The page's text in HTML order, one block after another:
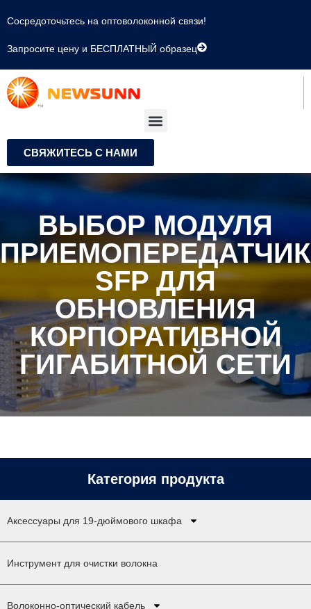
Сосредоточьтесь на оптоволоконной связи!
Запросите цену и БЕСПЛАТНЫЙ образец
СВЯЖИТЕСЬ С НАМИ
ВЫБОР МОДУЛЯ
SFP ДЛЯ
ОБНОВЛЕНИЯ
КОРПОРАТИВНОЙ
ГИГАБИТНОЙ СЕТИ
Категория продукта
Аксессуары для 19-дюймового шкафа
Инструмент для очистки волокна
Волоконно-оптический кабель